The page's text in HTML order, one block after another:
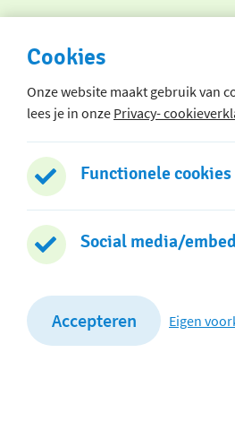
Hoofdgebouw
Lauraplein 1
2406 BB Alphen aan den Rijn
0172 - 474 130
Dependance
Nicolaas Beetsstraat 1a
Cookies
Onze website maakt gebruik van
lees je in onze Privacy-
Functionele cookies
Social media/
Accepteren Eigen